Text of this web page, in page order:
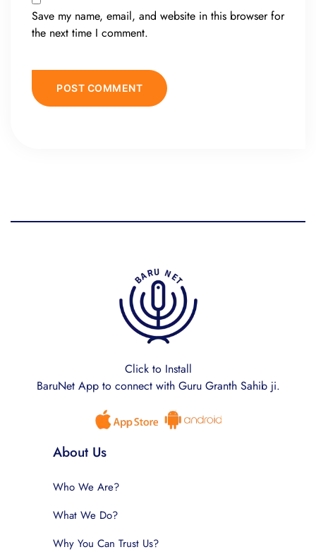
Save my name, email, and website in this browser for
the next time I comment.
Click to Install
BaruNet App to connect with Guru Granth Sahib ji.
About Us
Who We Are?
What We Do?
Why You Can Trust Us?